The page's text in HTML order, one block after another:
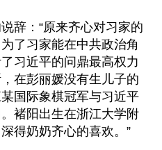
辞：“原来齐心对习家的
了习家能在中共政治角
习近平的问鼎最高权力
在彭丽媛没有生儿子的
国际象棋冠军与习近平
褚阳出生在浙江大学附
得奶奶齐心的喜欢。”